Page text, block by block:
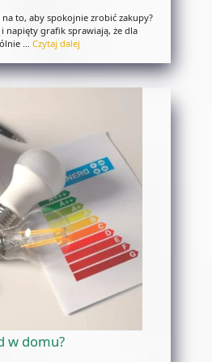
to, aby spokojnie zrobić zakupy?
napięty grafik sprawiają, że dla
… Czytaj dalej
w domu?